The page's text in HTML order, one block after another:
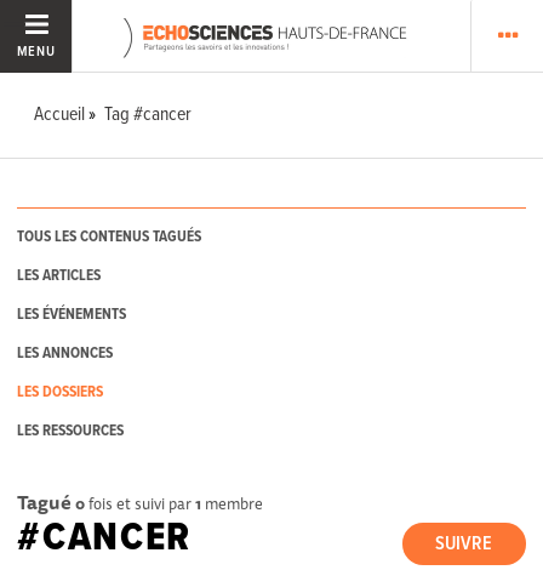
MENU
Accueil Tag #cancer
TOUS LES CONTENUS TAGUÉS
LES ARTICLES
LES ÉVÉNEMENTS
LES ANNONCES
LES DOSSIERS
LES RESSOURCES
Tagué 0fois et suivi par1 membre
SUIVRE
#CANCER